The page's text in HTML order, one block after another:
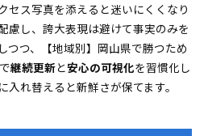
セス写真を添えると迷いにくくなり
慮し、誇大表現は避けて事実のみを
つつ、【地域別】岡山県で勝つため
継続更新と安心の可視化を習慣化し
れ替えると新鮮さが保てます。